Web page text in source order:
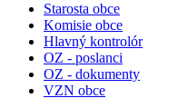
Starosta obce
Komisie obce
Hlavný kontrolór
OZ - poslanci
OZ - dokumenty
VZN obce